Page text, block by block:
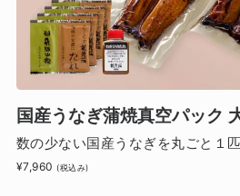
国産うなぎ蒲焼真空パック
数の少ない国産うなぎを丸ごと１
¥7,960 (税込み)